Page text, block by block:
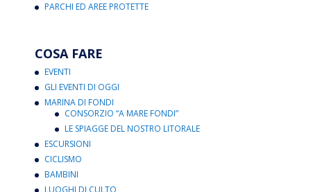
PARCHI ED AREE PROTETTE
COSA FARE
EVENTI
GLI EVENTI DI OGGI
MARINA DI FONDI
CONSORZIO “A MARE FONDI”
LE SPIAGGE DEL NOSTRO LITORALE
ESCURSIONI
CICLISMO
BAMBINI